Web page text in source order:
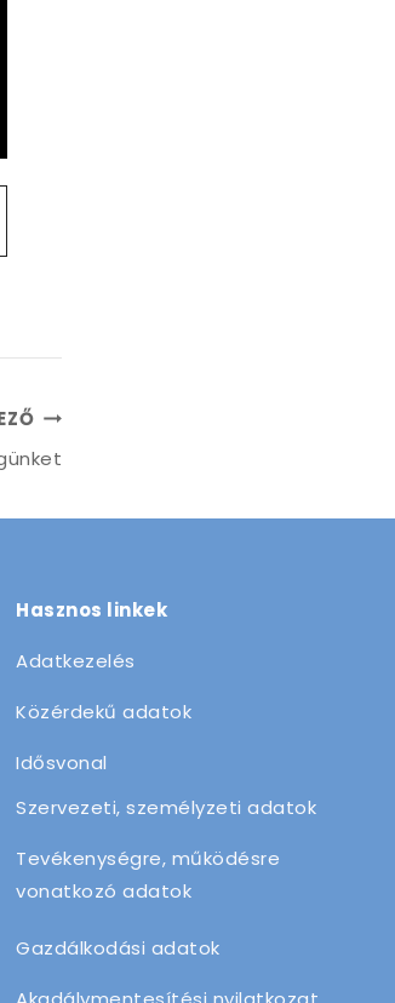
Hasznos linkek
Adatkezelés
Közérdekű adatok
Idősvonal
Szervezeti, személyzeti adatok
Tevékenységre, működésre
vonatkozó adatok
Gazdálkodási adatok